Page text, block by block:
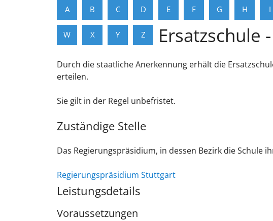
A B C D E F G H I
W X Y Z Ersatzschule
Durch die staatliche Anerkennung erhält die
erteilen.
Sie gilt in der Regel unbefristet.
Zuständige Stelle
Das Regierungspräsidium, in dessen Bezirk die Schule
Regierungspräsidium Stuttgart
Leistungsdetails
Voraussetzungen